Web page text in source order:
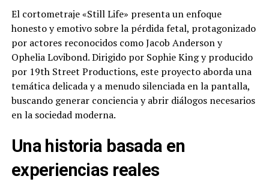
El cortometraje «Still Life» presenta un enfoque
honesto y emotivo sobre la pérdida fetal, protagonizado
por actores reconocidos como Jacob Anderson y
Ophelia Lovibond. Dirigido por Sophie King y producido
por 19th Street Productions, este proyecto aborda una
temática delicada y a menudo silenciada en la pantalla,
buscando generar conciencia y abrir diálogos necesarios
en la sociedad moderna.
Una historia basada en
experiencias reales